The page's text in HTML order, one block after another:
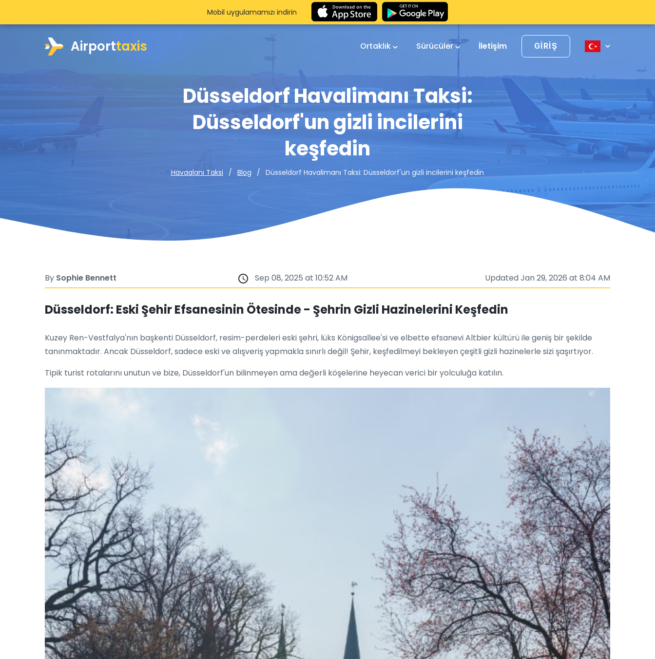
Airporttaxis Ortaklık Sürücüler İletişim GIRIŞ
Düsseldorf Havalimanı Taksi:
Düsseldorf'un gizli incilerini
keşfedin
Havaalanı Taksi Blog Düsseldorf Havalimanı Taksi: Düsseldorf'un gizli incilerini keşfedin
Mobil uygulamamızı indirin
By Sophie Bennett Sep 08, 2025 at 10:52 AM Updated Jan 29, 2026 at 8:04 AM
Düsseldorf: Eski Şehir Efsanesinin Ötesinde - Şehrin Gizli Hazinelerini Keşfedin
Kuzey Ren-Vestfalya'nın başkenti Düsseldorf, resim-perdeleri eski şehri, lüks Königsallee'si ve elbette efsanevi Altbier kültürü ile geniş bir şekilde
tanınmaktadır. Ancak Düsseldorf, sadece eski ve alışveriş yapmakla sınırlı değil! Şehir, keşfedilmeyi bekleyen çeşitli gizli hazinelerle sizi şaşırtıyor.
Tipik turist rotalarını unutun ve bize, Düsseldorf'un bilinmeyen ama değerli köşelerine heyecan verici bir yolculuğa katılın.